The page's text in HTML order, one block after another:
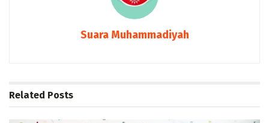
Suara Muhammadiyah
Related Posts